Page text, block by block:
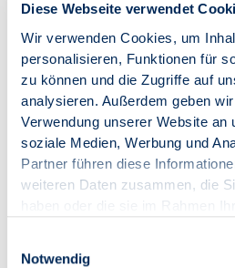
Diese Webseite verwendet
Wir verwenden Cookies, um
personalisieren, Funktionen für
zu können und die Zugriffe auf
analysieren. Außerdem geben
Verwendung unserer Website an
soziale Medien, Werbung und
Partner führen diese
weiteren Daten zusammen, die
Notwendig